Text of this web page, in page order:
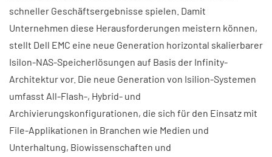
schneller Geschäftsergebnisse spielen. Damit
Unternehmen diese Herausforderungen meistern können,
stellt Dell EMC eine neue Generation horizontal skalierbarer
Isilon-NAS-Speicherlösungen auf Basis der Infinity-
Architektur vor. Die neue Generation von Isilion-Systemen
umfasst All-Flash-, Hybrid- und
Archivierungskonfigurationen, die sich für den Einsatz mit
File-Applikationen in Branchen wie Medien und
Unterhaltung, Biowissenschaften und